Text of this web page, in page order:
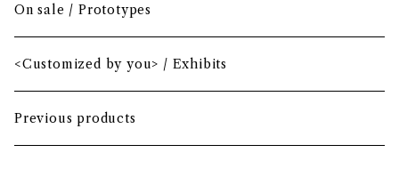
Mini Driver (Option)
Fairway wood
Hybrid
Small mallet
Mid mallet
Large mallet
On sale / Prototypes
<Customized by you> / Exhibits
Previous products